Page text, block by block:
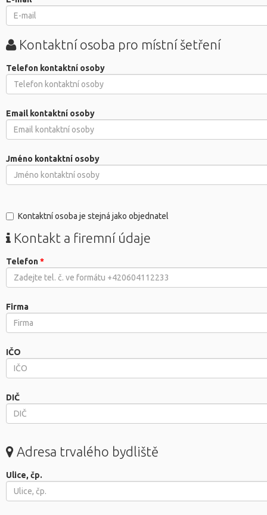
Kontaktní osoba pro místní šetření
Telefon kontaktní osoby
Email kontaktní osoby
Jméno kontaktní osoby
Kontaktní osoba je stejná jako objednatel
Kontakt a firemní údaje
Telefon*
Firma
IČO
DIČ
Adresa trvalého bydliště
Ulice, čp.